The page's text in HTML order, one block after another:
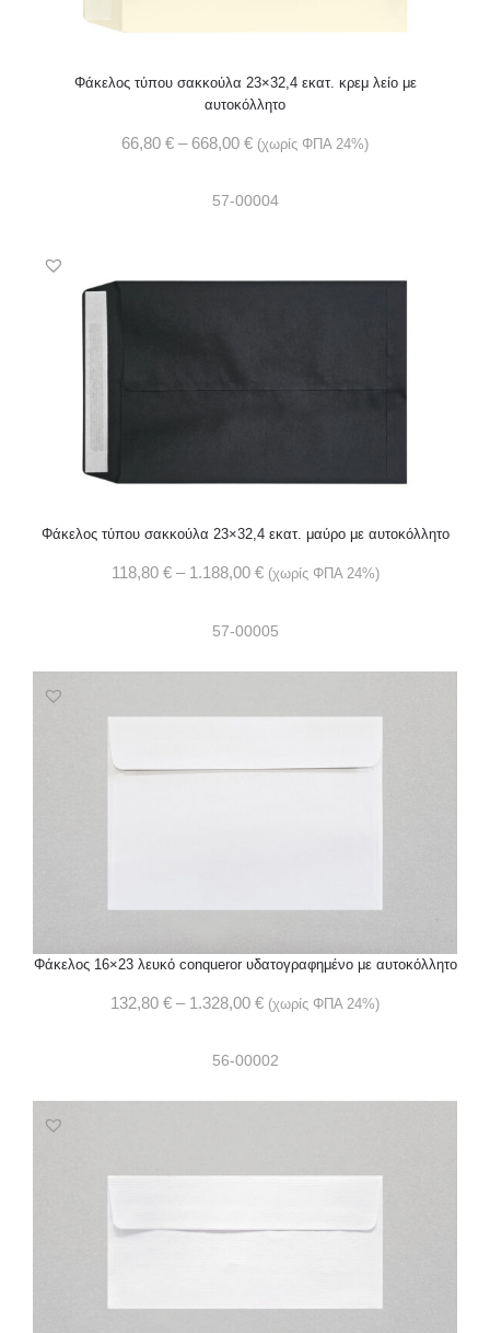
Φάκελος τύπου σακκούλα 23×32,4 εκατ. κρεμ λείο με
αυτοκόλλητο
66,80 € – 668,00 € (χωρίς ΦΠΑ 24%)
57-00004
Φάκελος τύπου σακκούλα 23×32,4 εκατ. μαύρο με αυτοκόλλητο
118,80 € – 1.188,00 € (χωρίς ΦΠΑ 24%)
57-00005
Φάκελος 16×23 λευκό conqueror υδατογραφημένο με αυτοκόλλητο
132,80 € – 1.328,00 € (χωρίς ΦΠΑ 24%)
56-00002